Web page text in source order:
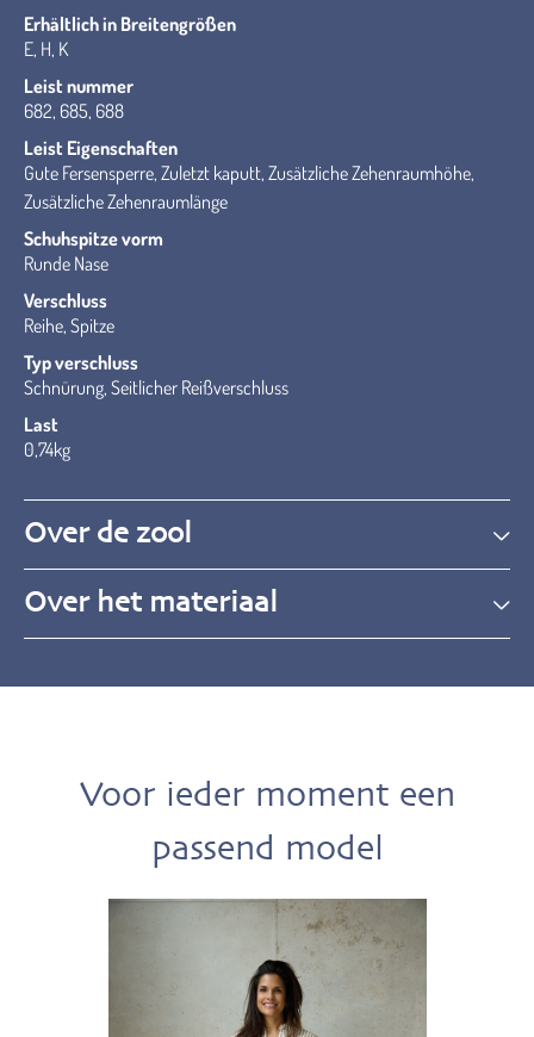
Erhältlich in Breitengrößen
E, H, K
Leist nummer
682, 685, 688
Leist Eigenschaften
Gute Fersensperre, Zuletzt kaputt, Zusätzliche Zehenraumhöhe,
Zusätzliche Zehenraumlänge
Schuhspitze vorm
Runde Nase
Verschluss
Reihe, Spitze
Typ verschluss
Schnürung, Seitlicher Reißverschluss
Last
0,74kg
Over de zool
Over het materiaal
Voor ieder moment een
passend model